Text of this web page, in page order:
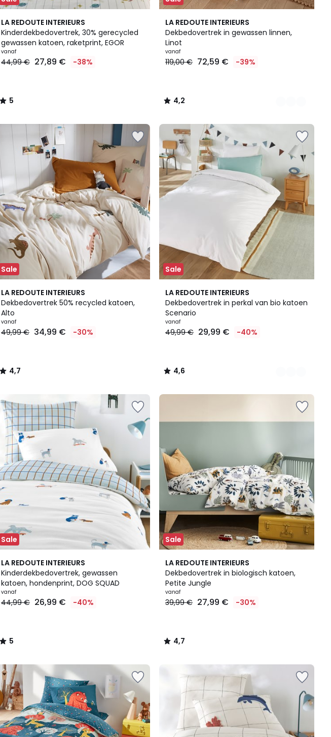
LA REDOUTE INTERIEURS
Kinderdekbedovertrek, 30% gerecycled
gewassen katoen, raketprint, EGOR
vanaf
44,99 € 27,89 € -38%
5
/
5
5
/
LA REDOUTE INTERIEURS
Dekbedovertrek in gewassen linnen,
Linot
vanaf
119,00 € 72,59 € -39%
4,2
/ 5
21
Kleuren
4,2
/
Sale
LA REDOUTE INTERIEURS
Dekbedovertrek 50% recycled katoen,
Alto
vanaf
49,99 € 34,99 € -30%
4,7
/ 5
4,7
/
Sale
LA REDOUTE INTERIEURS
Dekbedovertrek in perkal van bio katoen
Scenario
vanaf
49,99 € 29,99 € -40%
4,6
/ 5
12
Kleuren
4,6
/
Sale
LA REDOUTE INTERIEURS
Kinderdekbedovertrek, gewassen
katoen, hondenprint, DOG SQUAD
vanaf
44,99 € 26,99 € -40%
5
/
5
5
/
Sale
LA REDOUTE INTERIEURS
Dekbedovertrek in biologisch katoen,
Petite Jungle
vanaf
39,99 € 27,99 € -30%
4,7
/ 5
4,7
/